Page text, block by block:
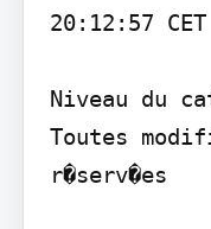
20:12:57 CET
Niveau du
Toutes
r�serv�es